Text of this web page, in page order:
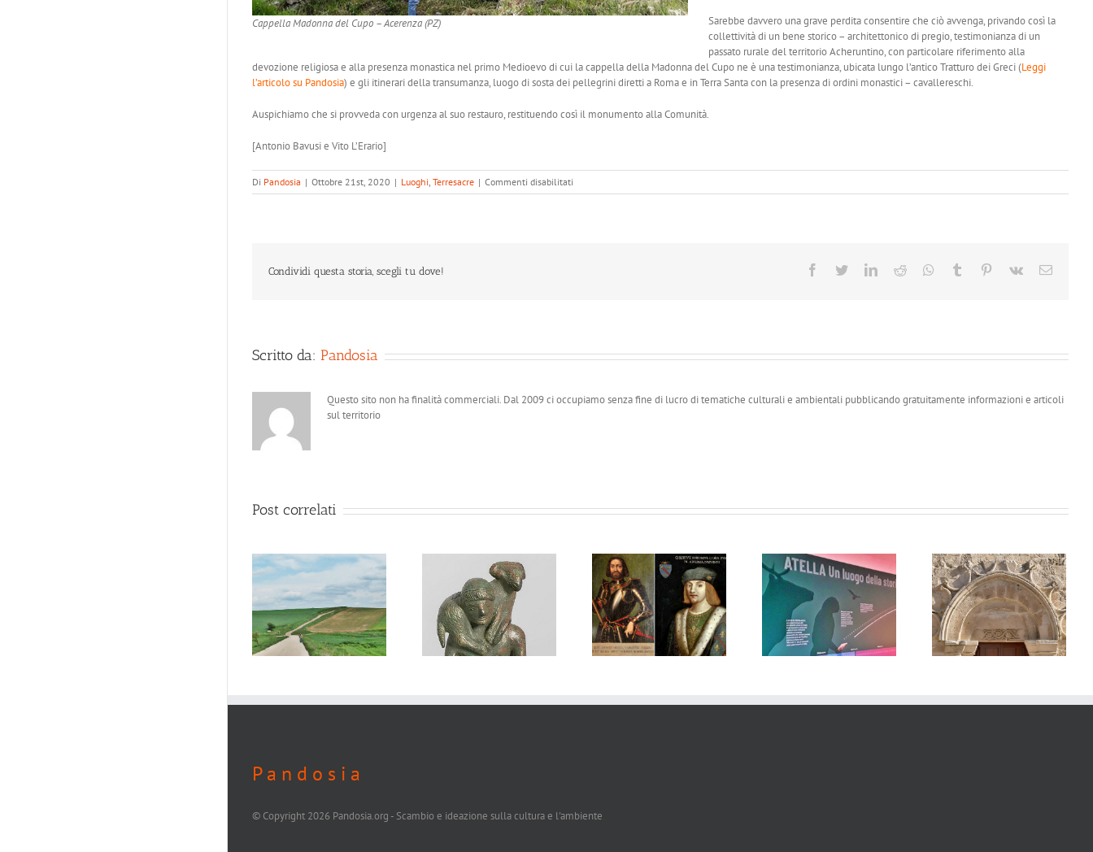
Cappella Madonna del Cupo – Acerenza (PZ)
Sarebbe davvero una grave perdita consentire che ciò avvenga, privando così la
collettività di un bene storico – architettonico di pregio, testimonianza di un
passato rurale del territorio Acheruntino, con particolare riferimento alla
devozione religiosa e alla presenza monastica nel primo Medioevo di cui la cappella della Madonna del Cupo ne è una testimonianza, ubicata lungo l’antico Tratturo dei Greci (Leggi
l’articolo su Pandosia) e gli itinerari della transumanza, luogo di sosta dei pellegrini diretti a Roma e in Terra Santa con la presenza di ordini monastici – cavallereschi.
Auspichiamo che si provveda con urgenza al suo restauro, restituendo così il monumento alla Comunità.
[Antonio Bavusi e Vito L’Erario]
Di Pandosia | Ottobre 21st, 2020 | Luoghi, Terresacre | Commenti disabilitati
Tratturo
Cupo
Condividi questa storia, scegli tu dove! Facebook
TwitterLinkedIn
Reddit Whatsapp
Tumblr Pinterest
Vk Email
Scritto da: Pandosia
Questo sito non ha finalità commerciali. Dal 2009 ci occupiamo senza fine di lucro di tematiche culturali e ambientali pubblicando gratuitamente informazioni e articoli
sul territorio
Post correlati
Ver Sacrum
L’assedio di Atella del
1496 e il «Mal
Franzese»
Vulture, un museo
diffuso sul Paleolitico
di Atella
Terra Solis
P a n d o s i a
© Copyright 2026 Pandosia.org - Scambio e ideazione sulla cultura e l'ambiente